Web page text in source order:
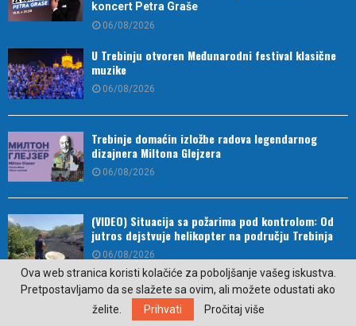
koncert Petra Graše
06/08/2026
U Trebinju otvoren Međunarodni festival klasične
muzike
06/08/2026
Trebinje domaćin izložbe radova legendarnog
dizajnera Miltona Glejzera
06/08/2026
(VIDEO) Situacija sa požarima pod kontrolom: Od
jutros dejstvuje helikopter na području Trebinja
06/08/2026
Ova tri horoskopska znaka najčešće sami sebi
zakomplikuju život
Ova web stranica koristi kolačiće za poboljšanje vašeg iskustva.
Pretpostavljamo da se slažete sa ovim, ali možete odustati ako
želite.
Prihvati Pročitaj više